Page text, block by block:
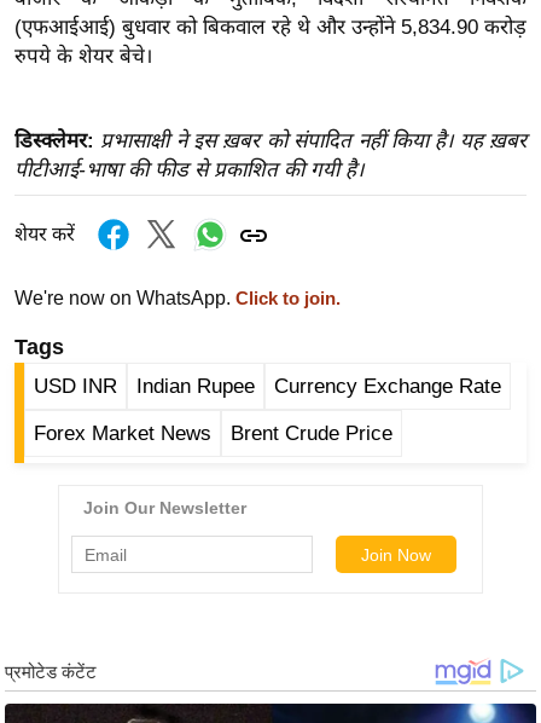
सा
हि
त्य
ग
त
ऑ
टो
र्ल्ड
न्यू
ज
ब्री
फ
ग
त
(एफआईआई) बुधवार को बिकवाल रहे थे और उन्होंने 5,834.90 करोड़
रुपये के शेयर बेचे।
डिस्क्लेमर: प्रभासाक्षी ने इस ख़बर को संपादित नहीं किया है। यह ख़बर
पीटीआई-भाषा की फीड से प्रकाशित की गयी है।
शेयर करें
We're now on WhatsApp. Click to join.
Tags
USD INR Indian Rupee Currency Exchange Rate
Forex Market News Brent Crude Price